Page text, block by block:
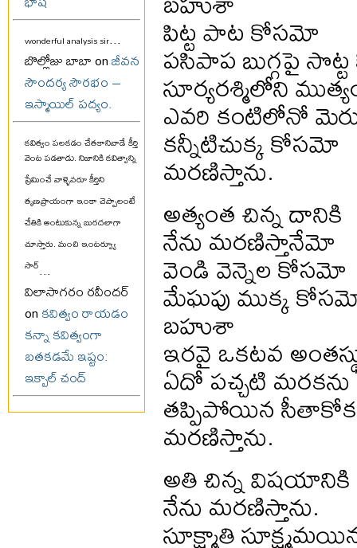
wonderful analysis sir...
బొల్లోజు బాబా onజీవన
సౌందర్య సౌరభం –
ఇస్మాయిల్ పద్యం.
కవిత్వం పలకడం చేతకానివాడే కీర్తి
వెంట పడతాడు. నిజానికి కవిత్వాన్ని
ప్రేమించే వాళ్ళెవరూ కీర్తిని
తృణప్రాయంగా ఇంకా చెప్పాలంటే
చేతికి అంటుకున్న బురదలాగా
చూస్తారు. మంచి ఇంటర్వ్యూ
సార్...
విలాసాగరం రవీందర్
onకవిత్వం రాయడం
కన్నా కవిత్వంగా
బతకడమే ఇష్టం:
ఇక్బాల్ చంద్
పిట్ట పాట కోసమో
పసిపాప బుగ్గపై
సూర్యరశ్మిలోని
ఎవరి కంటిలోనో
కన్నీటిచుక్క కోసమో
మరణిస్తాను.
అత్యంత చిన్న దానికి
నేను మరణిస్తానేమో
వెండి వెన్నెల కోసమో
మేఘపు ముక్క
బహుశా
ఇరవై ఒకటవ
ఏదో పచ్చటి మరకను
తప్పిపోయిన
మరణిస్తాను.
అతి చిన్న విషయానికి
నేను మరణిస్తాను.
సూక్ష్మాతి